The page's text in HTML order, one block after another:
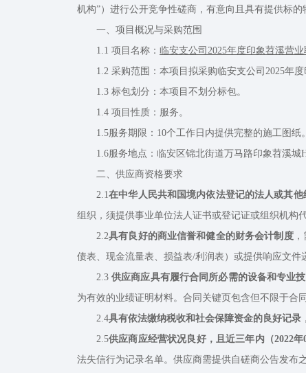
机构”）进行公开竞争性磋商，有意向且具有提供标
一、项目概况与采购范围
1.1 项目名称： 临安支公司2025年度印象苕溪营
1.2 采购范围：本项目拟采购临安支公司2025年度
1.3 标包划分：本项目不划分标包。
1.4 项目性质：服务。
1.5服务期限：10个工作日内提供完整的施工图纸。
1.6服务地点：临安区锦北街道万马路印象苕溪城H1
二、供应商资格要求
2.1在中华人民共和国境内依法登记的法人或其
组织，须提供事业单位法人证书或登记证或组织机构
2.2具有良好的商业信誉和健全的财务会计制度，
债表、现金流量表、损益表/利润表）或提供响应文件
2.3供应商应具有履行合同所必需的设备和专业
为有效的业绩证明材料。合同关键页包含但不限于合
2.4具有依法缴纳税收和社会保障资金的良好记录
2.5供应商应经营状况良好，且近三年内（2022年
法失信行为记录名单。供应商需提供自磋商公告发布